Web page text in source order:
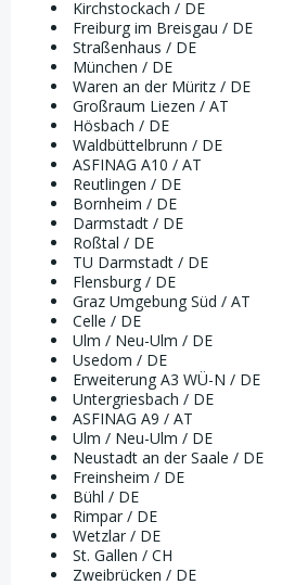
Kirchstockach / DE
Freiburg im Breisgau / DE
Straßenhaus / DE
München / DE
Waren an der Müritz / DE
Großraum Liezen / AT
Hösbach / DE
Waldbüttelbrunn / DE
ASFINAG A10 / AT
Reutlingen / DE
Bornheim / DE
Darmstadt / DE
Roßtal / DE
TU Darmstadt / DE
Flensburg / DE
Graz Umgebung Süd / AT
Celle / DE
Ulm / Neu-Ulm / DE
Usedom / DE
Erweiterung A3 WÜ-N / DE
Untergriesbach / DE
ASFINAG A9 / AT
Ulm / Neu-Ulm / DE
Neustadt an der Saale / DE
Freinsheim / DE
Bühl / DE
Rimpar / DE
Wetzlar / DE
St. Gallen / CH
Zweibrücken / DE